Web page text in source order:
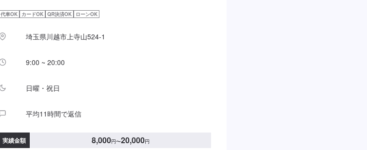
代車OK カードOK QR決済OK ローンOK
埼玉県川越市上寺山524-1
9:00 ~ 20:00
日曜・祝日
平均11時間で返信
実績金額 8,000円〜20,000円